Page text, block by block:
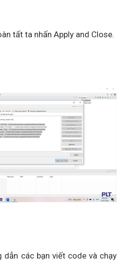
tất ta nhấn Apply and Close.
dẫn các bạn viết code và chạy